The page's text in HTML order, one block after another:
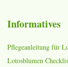
Informatives
Pflegeanleitung für
Lotosblumen